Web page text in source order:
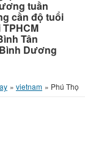
tuần
cần độ tuổi
Tân
Dương
» vietnam » Phú Thọ